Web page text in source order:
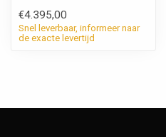
€4.395,00
Snel leverbaar, informeer naar
de exacte levertijd